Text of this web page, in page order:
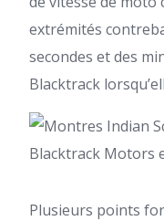
extrémités
secondes et des
Blacktrack
Plusieurs points